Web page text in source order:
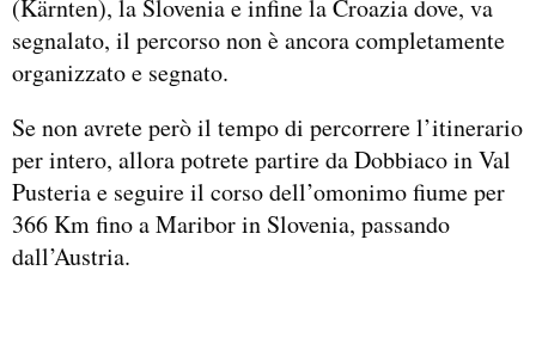
(Kärnten), la Slovenia e infine la Croazia dove, va
segnalato, il percorso non è ancora completamente
organizzato e segnato.
Se non avrete però il tempo di percorrere l’itinerario
per intero, allora potrete partire da Dobbiaco in Val
Pusteria e seguire il corso dell’omonimo fiume per
366 Km fino a Maribor in Slovenia, passando
dall’Austria.